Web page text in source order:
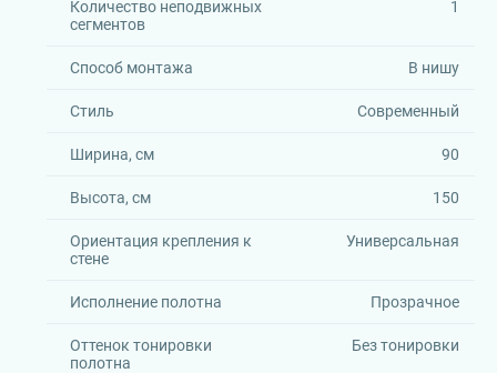
Количество неподвижных
сегментов
1
Способ монтажа В нишу
Стиль Современный
Ширина, см 90
Высота, см 150
Ориентация крепления к
стене
Универсальная
Исполнение полотна Прозрачное
Оттенок тонировки
полотна
Без тонировки